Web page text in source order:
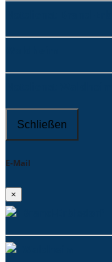
Schließen
E-Mail
×